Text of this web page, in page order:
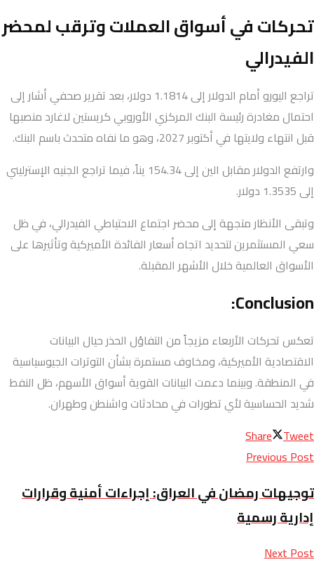
تحركات في أسواق العملات وترقب لمحضر
الفيدرالي
تراجع اليورو أمام الدولار إلى 1.1814 دولار، بعد تقرير صحفي أشار إلى
احتمال مغادرة رئيسة البنك المركزي الأوروبي كريستين لاغارد منصبها
قبل انتهاء ولايتها في أكتوبر 2027، وهو ما نفاه متحدث باسم البنك.
وارتفع الدولار مقابل الين إلى 154.34 يناً، فيما تراجع الجنيه الإسترليني
إلى 1.3535 دولار.
وتبقى الأنظار متجهة إلى محضر اجتماع الاحتياطي الفيدرالي، في ظل
سعي المستثمرين لتحديد اتجاه أسعار الفائدة الأميركية وتأثيرها على
الأسواق العالمية خلال الأشهر المقبلة.
Conclusion:
تعكس تحركات الأربعاء مزيجاً من التفاؤل الحذر حيال البيانات
الاقتصادية الأميركية، ومخاوف مستمرة بشأن التوترات الجيوسياسية
في المنطقة. وبينما دعمت البيانات القوية أسواق الأسهم، ظل النفط
شديد الحساسية لأي تطورات في محادثات واشنطن وطهران.
Share Tweet
Previous Post
توجيهات رمضان في العراق: إجراءات أمنية وقرارات
إدارية رسمية
Next Post